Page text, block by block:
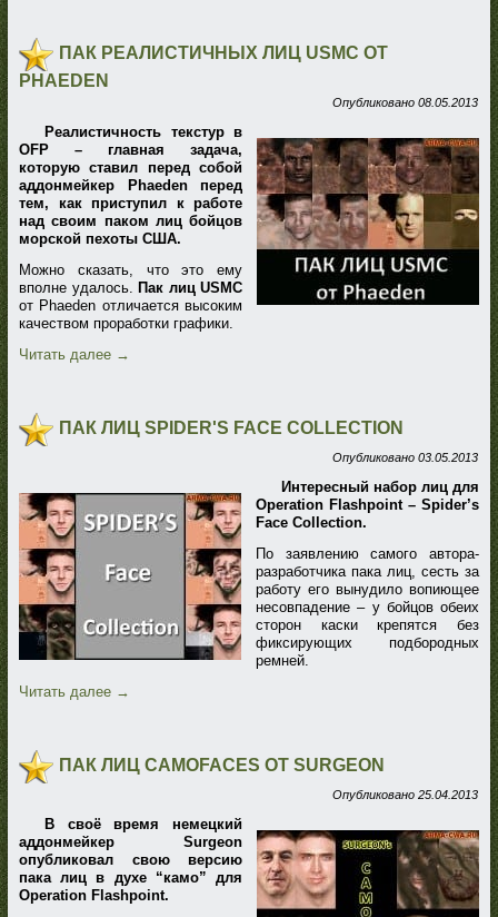
ПАК РЕАЛИСТИЧНЫХ ЛИЦ USMC ОТ
PHAEDEN
Опубликовано 08.05.2013
Реалистичность текстур в
OFP – главная задача,
которую ставил перед собой
аддонмейкер Phaeden перед
тем, как приступил к работе
над своим паком лиц бойцов
морской пехоты США.
Можно сказать, что это ему
вполне удалось. Пак лиц USMC
от Phaeden отличается высоким
качеством проработки графики.
Читать далее →
ПАК ЛИЦ SPIDER'S FACE COLLECTION
Опубликовано 03.05.2013
Интересный набор лиц для
Operation Flashpoint – Spider’s
Face Collection.
По заявлению самого автора-
разработчика пака лиц, сесть за
работу его вынудило вопиющее
несовпадение – у бойцов обеих
сторон каски крепятся без
фиксирующих подбородных
ремней.
Читать далее →
ПАК ЛИЦ CAMOFACES ОТ SURGEON
Опубликовано 25.04.2013
В своё время немецкий
аддонмейкер Surgeon
опубликовал свою версию
пака лиц в духе “камо” для
Operation Flashpoint.